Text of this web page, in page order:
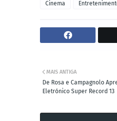
Cinema
MAIS ANTIGA
De Rosa e Campagnolo
Eletrónico Super Record 13